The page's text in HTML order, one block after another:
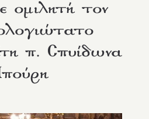
ομιλητή τον
π. Σπυίδωνα